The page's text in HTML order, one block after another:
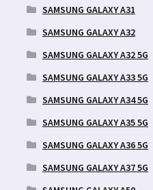
SAMSUNG GALAXY A31
SAMSUNG GALAXY A32
SAMSUNG GALAXY A32 5G
SAMSUNG GALAXY A33 5G
SAMSUNG GALAXY A34 5G
SAMSUNG GALAXY A35 5G
SAMSUNG GALAXY A36 5G
SAMSUNG GALAXY A37 5G